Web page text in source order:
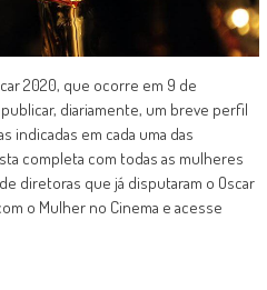
2020, que ocorre em 9 de
diariamente, um breve perfil
indicadas em cada uma das
completa com todas as mulheres
diretoras que já disputaram o Oscar
o Mulher no Cinema e acesse